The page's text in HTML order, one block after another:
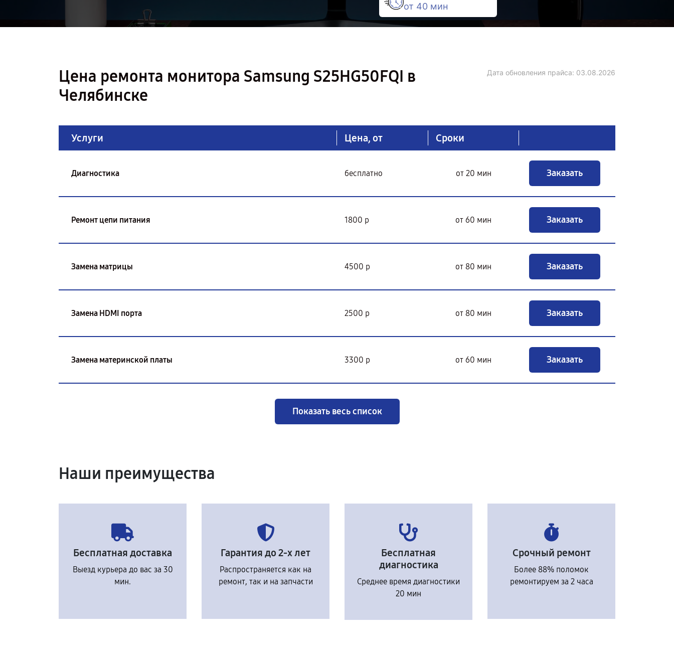
от 40 мин
Цена ремонта монитора Samsung S25HG50FQI в
Челябинске
Дата обновления прайса: 03.08.2026
Услуги Цена, от Сроки
Диагностика бесплатно от 20 мин Заказать
Ремонт цепи питания 1800 р от 60 мин Заказать
Замена матрицы 4500 р от 80 мин Заказать
Замена HDMI порта 2500 р от 80 мин Заказать
Замена материнской платы 3300 р от 60 мин Заказать
Показать весь список
Наши преимущества
Бесплатная доставка
Выезд курьера до вас за 30
мин.
Гарантия до 2-х лет
Распространяется как на
ремонт, так и на запчасти
Бесплатная
диагностика
Среднее время диагностики
20 мин
Срочный ремонт
Более 88% поломок
ремонтируем за 2 часа